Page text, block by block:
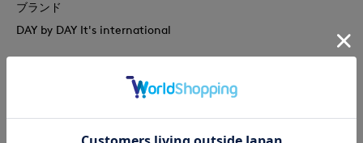
ブランド
DAY by DAY It's international
サテン切り替えタンクトップ《スビン綿MIXフライス》｜極上の